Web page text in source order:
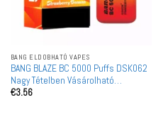
BANG ELDOBHATÓ VAPES
BANG BLAZE BC 5000 Puffs DSK062
Nagy Tételben Vásárolható
Újratölthető Eldobható Vape
€3.56